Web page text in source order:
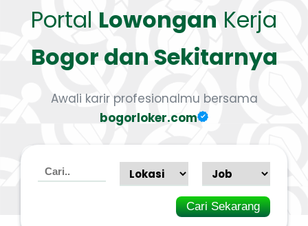
Portal Lowongan Kerja
Bogor dan Sekitarnya
Awali karir profesionalmu bersama
bogorloker.com
Cari Sekarang